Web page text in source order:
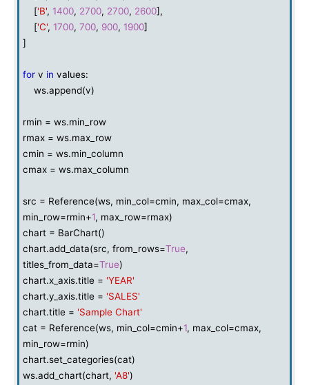
['B', 1400, 2700, 2700, 2600],
['C', 1700, 700, 900, 1900]
]
for v in values:
ws.append(v)
rmin = ws.min_row
rmax = ws.max_row
cmin = ws.min_column
cmax = ws.max_column
src = Reference(ws, min_col=cmin, max_col=cmax,
min_row=rmin+1, max_row=rmax)
chart = BarChart()
chart.add_data(src, from_rows=True,
titles_from_data=True)
chart.x_axis.title = 'YEAR'
chart.y_axis.title = 'SALES'
chart.title = 'Sample Chart'
cat = Reference(ws, min_col=cmin+1, max_col=cmax,
min_row=rmin)
chart.set_categories(cat)
ws.add_chart(chart, 'A8')